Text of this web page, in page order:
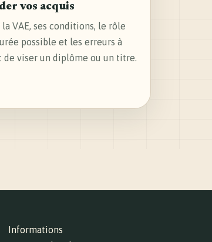
vos acquis
VAE, ses conditions, le rôle
possible et les erreurs à
de viser un diplôme ou un titre.
Informations